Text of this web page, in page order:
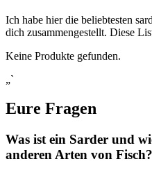
Ich habe hier die beliebtesten
dich zusammengestellt. ​Diese
Keine Produkte gefunden.
„`
Eure Fragen
Was ist ein Sarder und
anderen Arten von​ Fisch?